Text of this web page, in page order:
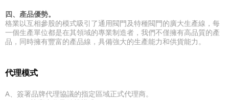
四、產品優勢。
格業以互相參股的模式吸引了通用閥門及特種閥門的廣大生產線，每
一個生產單位都是在其領域的專業制造者，我們不僅擁有高品質的產
品，同時擁有豐富的產品線，具備強大的生產能力和供貨能力。
代理模式
A、簽署品牌代理協議的指定區域正式代理商。